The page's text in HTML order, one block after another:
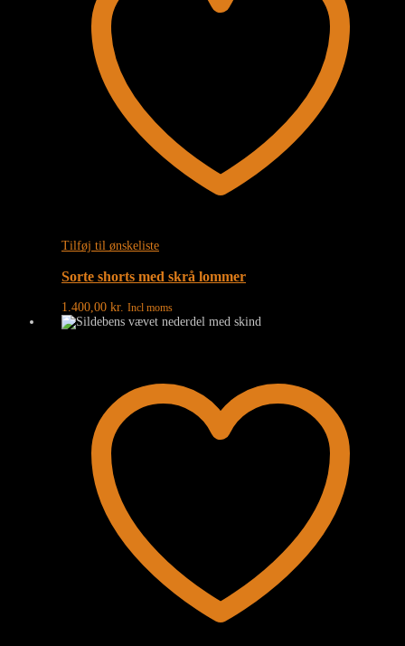
Tilføj til ønskeliste
Sorte shorts med skrå lommer
1.400,00 kr. Incl moms